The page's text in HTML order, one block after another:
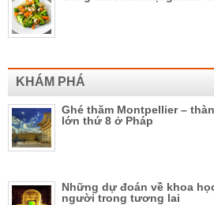
KHÁM PHÁ
Ghé thăm Montpellier –
lớn thứ 8 ở Pháp
Những dự đoán về khoa
người trong tương lai